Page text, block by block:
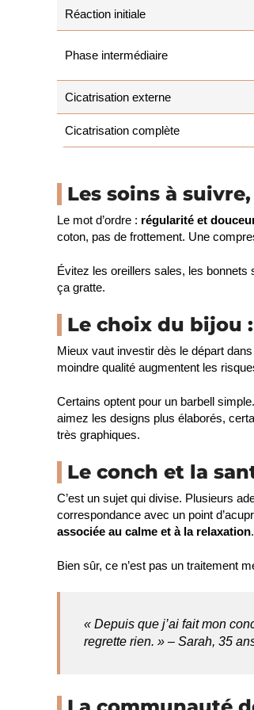
Réaction initiale
Phase intermédiaire
Cicatrisation externe
Cicatrisation complète
Les soins à
Le mot d’ordre : régularité et
coton, pas de frottement. Une
Évitez les oreillers sales, les bonnets
ça gratte.
Le choix du bijou
Mieux vaut investir dès le départ
moindre qualité augmentent les
Certains optent pour un barbell
aimez les designs plus élaborés,
très graphiques.
Le conch et la
C’est un sujet qui divise. Plusieurs
correspondance avec un point
associée au calme et à la relaxation.
Bien sûr, ce n’est pas un traitement
« Depuis que j’ai fait mon
regrette rien. » – Sarah, 35